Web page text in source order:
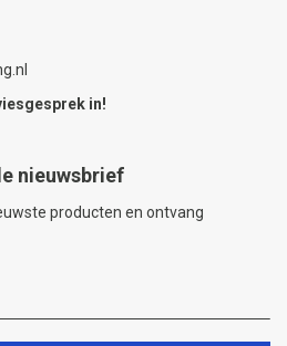
in!
nieuwsbrief
producten en ontvang